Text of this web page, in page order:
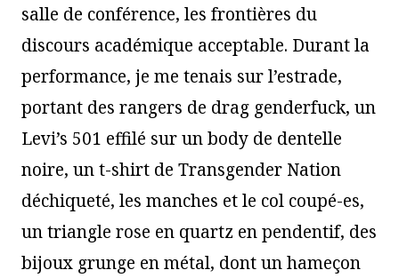
salle de conférence, les frontières du
discours académique acceptable. Durant la
performance, je me tenais sur l’estrade,
portant des rangers de drag genderfuck, un
Levi’s 501 effilé sur un body de dentelle
noire, un t-shirt de Transgender Nation
déchiqueté, les manches et le col coupé-es,
un triangle rose en quartz en pendentif, des
bijoux grunge en métal, dont un hameçon